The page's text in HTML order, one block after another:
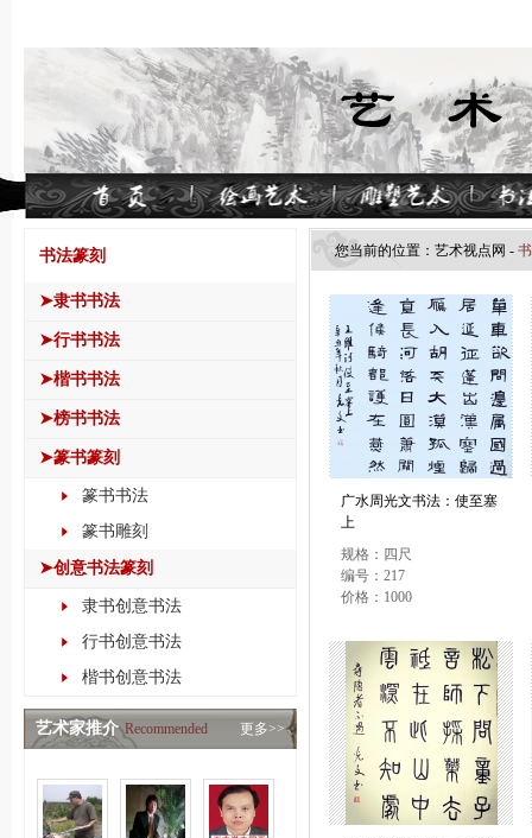
书法篆刻
➤隶书书法
➤行书书法
➤楷书书法
➤榜书书法
➤篆书篆刻
篆书书法
篆书雕刻
➤创意书法篆刻
隶书创意书法
行书创意书法
楷书创意书法
艺术家推介 Recommended 更多>>
您当前的位置： 艺术视点网 -
广水周光文书法：使至塞
上
规格：四尺
编号：217
价格：1000